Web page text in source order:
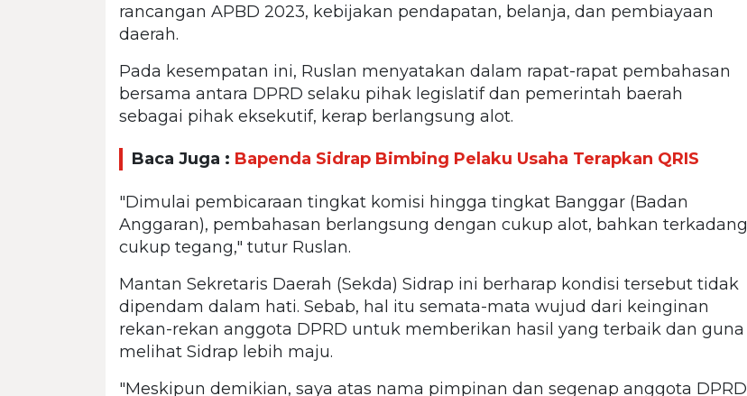
rancangan APBD 2023, kebijakan pendapatan, belanja, dan pembiayaan
daerah.
Pada kesempatan ini, Ruslan menyatakan dalam rapat-rapat pembahasan
bersama antara DPRD selaku pihak legislatif dan pemerintah baerah
sebagai pihak eksekutif, kerap berlangsung alot.
Baca Juga : Bapenda Sidrap Bimbing Pelaku Usaha Terapkan QRIS
"Dimulai pembicaraan tingkat komisi hingga tingkat Banggar (Badan
Anggaran), pembahasan berlangsung dengan cukup alot, bahkan terkadang
cukup tegang," tutur Ruslan.
Mantan Sekretaris Daerah (Sekda) Sidrap ini berharap kondisi tersebut tidak
dipendam dalam hati. Sebab, hal itu semata-mata wujud dari keinginan
rekan-rekan anggota DPRD untuk memberikan hasil yang terbaik dan guna
melihat Sidrap lebih maju.
"Meskipun demikian, saya atas nama pimpinan dan segenap anggota DPRD